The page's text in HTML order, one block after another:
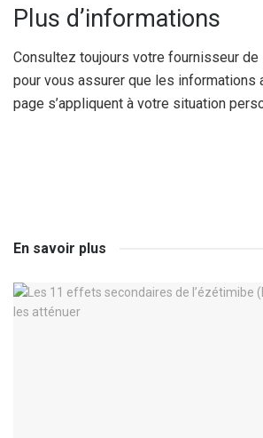
Plus d’informations
Consultez toujours votre fournisseur
pour vous assurer que les informations
page s’appliquent à votre situation
En savoir plus